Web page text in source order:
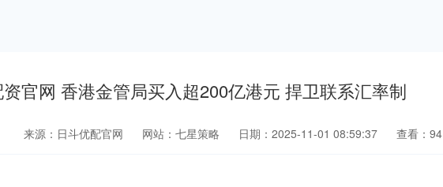
官网 香港金管局买入超200亿港元 捍卫联系汇率制
来源：日斗优配官网 网站：七星策略 日期：2025-11-01 08:59:37 查看：94